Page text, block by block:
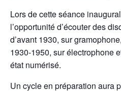
Lors de cette séance
l’opportunité d’écouter des
d’avant 1930, sur
1930-1950, sur électrophone
état numérisé.
Un cycle en préparation aura